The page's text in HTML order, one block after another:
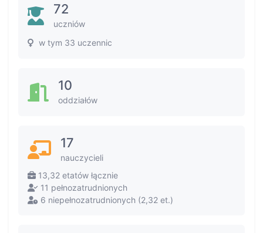
72
uczniów
w tym 33 uczennic
10
oddziałów
17
nauczycieli
13,32 etatów łącznie
11 pełnozatrudnionych
6 niepełnozatrudnionych (2,32 et.)